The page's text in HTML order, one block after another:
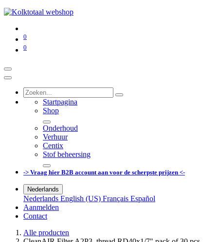
0
0
Startpagina
Shop
Onderhoud
Verhuur
Centix
Stof beheersing
-> Vraag hier B2B account aan voor de scherpste prijzen <-
Nederlands
Nederlands English (US) Français Español
Aanmelden
Contact
Alle producten